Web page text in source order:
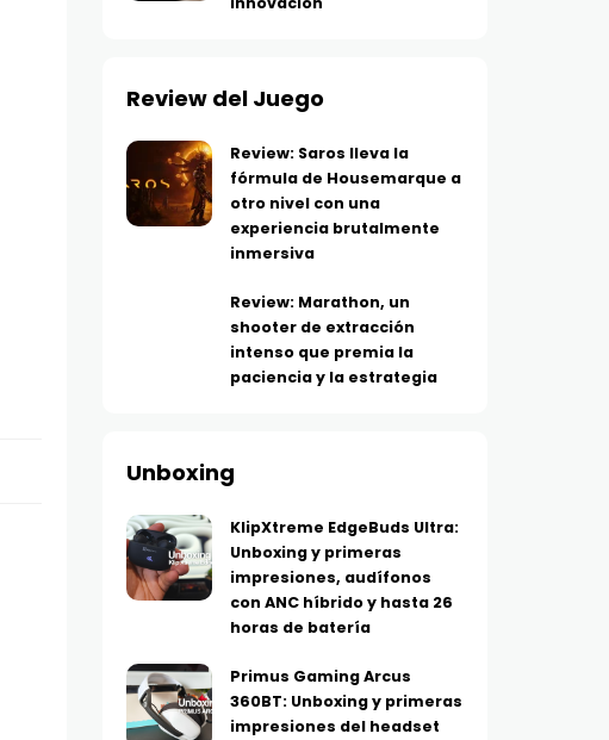
Review del Juego
Review: Saros lleva la
fórmula de Housemarque a
otro nivel con una
experiencia brutalmente
inmersiva
Review: Marathon, un
shooter de extracción
intenso que premia la
paciencia y la estrategia
Unboxing
KlipXtreme EdgeBuds Ultra:
Unboxing y primeras
impresiones, audífonos
con ANC híbrido y hasta 26
horas de batería
Primus Gaming Arcus
360BT: Unboxing y primeras
impresiones del headset